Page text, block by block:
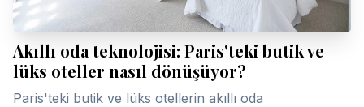
Akıllı oda teknolojisi: Paris'teki butik ve
lüks oteller nasıl dönüşüyor?
Paris'teki butik ve lüks otellerin akıllı oda